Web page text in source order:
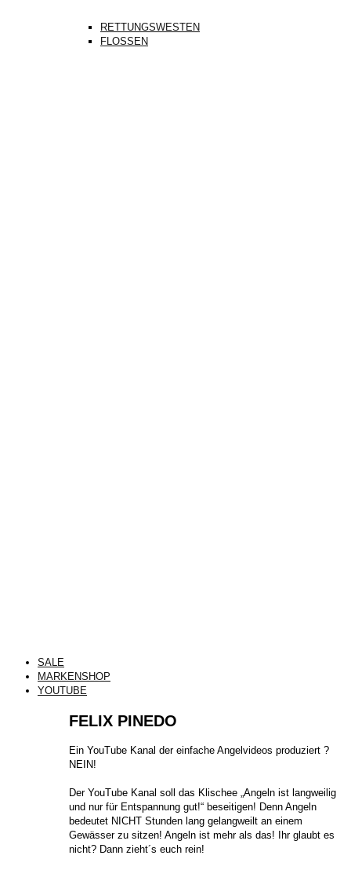
RETTUNGSWESTEN
FLOSSEN
SALE
MARKENSHOP
YOUTUBE
FELIX PINEDO
​Ein YouTube Kanal der einfache Angelvideos produziert ?
NEIN!
Der YouTube Kanal soll das Klischee „Angeln ist langweilig
und nur für Entspannung gut!“ beseitigen! Denn Angeln
bedeutet NICHT Stunden lang gelangweilt an einem
Gewässer zu sitzen! Angeln ist mehr als das! Ihr glaubt es
nicht? Dann zieht´s euch rein!